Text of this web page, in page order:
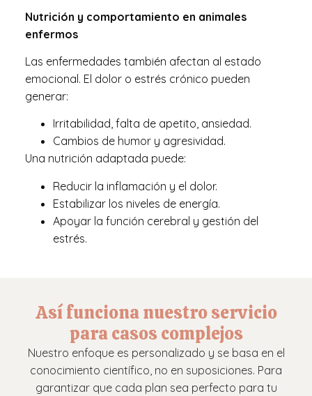
Nutrición y comportamiento en animales
enfermos
Las enfermedades también afectan al estado
emocional. El dolor o estrés crónico pueden
generar:
Irritabilidad, falta de apetito, ansiedad.
Cambios de humor y agresividad.
Una nutrición adaptada puede:
Reducir la inflamación y el dolor.
Estabilizar los niveles de energía.
Apoyar la función cerebral y gestión del
estrés.
Así funciona nuestro servicio
para casos complejos
Nuestro enfoque es personalizado y se basa en el
conocimiento científico, no en suposiciones. Para
garantizar que cada plan sea perfecto para tu